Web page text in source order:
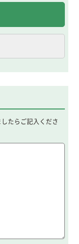
たらご記入くださ